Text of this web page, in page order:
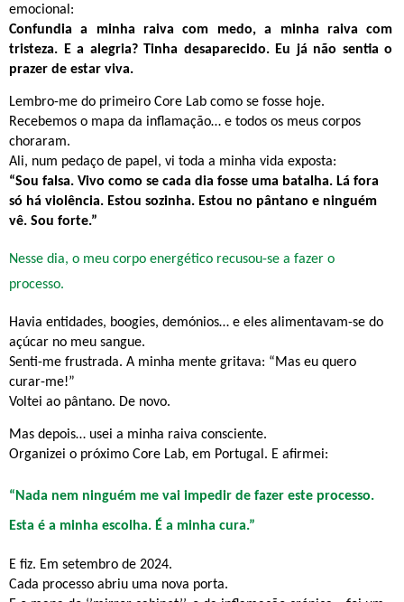
emocional:
Confundia a minha raiva com medo, a minha raiva com
tristeza. E a alegria? Tinha desaparecido. Eu já não sentia o
prazer de estar viva.
Lembro-me do primeiro Core Lab como se fosse hoje.
Recebemos o mapa da inflamação… e todos os meus corpos
choraram.
Ali, num pedaço de papel, vi toda a minha vida exposta:
“Sou falsa. Vivo como se cada dia fosse uma batalha. Lá fora
só há violência. Estou sozinha. Estou no pântano e ninguém
vê. Sou forte.”
Nesse dia, o meu corpo energético recusou-se a fazer o
processo.
Havia entidades, boogies, demónios… e eles alimentavam-se do
açúcar no meu sangue.
Senti-me frustrada. A minha mente gritava: “Mas eu quero
curar-me!”
Voltei ao pântano. De novo.
Mas depois… usei a minha raiva consciente.
Organizei o próximo Core Lab, em Portugal. E afirmei:
“Nada nem ninguém me vai impedir de fazer este processo.
Esta é a minha escolha. É a minha cura.”
E fiz. Em setembro de 2024.
Cada processo abriu uma nova porta.